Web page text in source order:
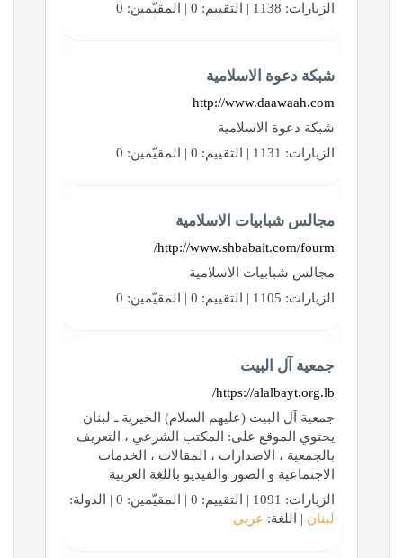
الزيارات: 1138 | التقييم: 0 | المقيّمين: 0
شبكة دعوة الاسلامية
http://www.daawaah.com
شبكة دعوة الاسلامية
الزيارات: 1131 | التقييم: 0 | المقيّمين: 0
مجالس شبابيات الاسلامية
http://www.shbabait.com/fourm/
مجالس شبابيات الاسلامية
الزيارات: 1105 | التقييم: 0 | المقيّمين: 0
جمعية آل البيت
https://alalbayt.org.lb/
جمعية آل البيت (عليهم السلام) الخيرية ـ لبنان
يحتوي الموقع على: المكتب الشرعي ، التعريف
بالجمعية ، الاصدارات ، المقالات ، الخدمات
الاجتماعية و الصور والفيديو باللغة العربية
الزيارات: 1091 | التقييم: 0 | المقيّمين: 0 | الدولة:
لبنان| اللغة:عربي